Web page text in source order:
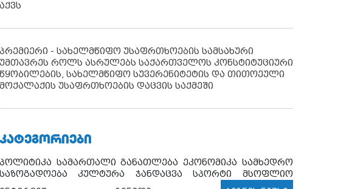
აქვს
პრემიერი - სახელმწიფო უსაფრთხოების სამსახური
უმთავრეს როლს ასრულებს საქართველოს კონსტიტუციური
წყობილების, სახელმწიფო სუვერენიტეტის და თითოეული
მოქალაქის უსაფრთხოების დაცვის საქმეში
ᲙᲐᲢᲔᲒᲝᲠᲘᲔᲑᲘ
პოლიტიკა სამართალი განათლება ეკონომიკა სამხედრო
საზოგადოება
კულტურა ჯანდაცვა სპორტი
მსოფლიო